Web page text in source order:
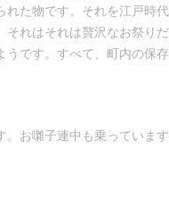
た物です。それを江戸時
れはそれは贅沢なお祭り
です。すべて、町内の保
お囃子連中も乗っています